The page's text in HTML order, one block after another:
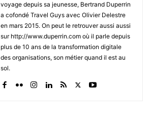
voyage depuis sa jeunesse, Bertrand Duperrin
a cofondé Travel Guys avec Olivier Delestre
en mars 2015. On peut le retrouver aussi aussi
sur http://www.duperrin.com où il parle depuis
plus de 10 ans de la transformation digitale
des organisations, son métier quand il est au
sol.